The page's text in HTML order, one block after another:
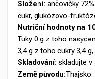
Složení: ančovičky
cukr, glukózovo-
Nutriční hodnoty na
Tuky 0 g z toho
3,4 g z toho cukry 3,4 g,
Skladování: skladujte v
Země původu:Thajsko.